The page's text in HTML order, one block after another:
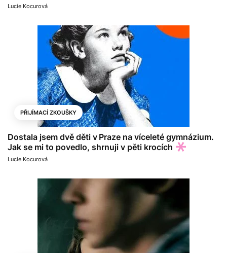
Lucie Kocurová
PŘIJÍMACÍ ZKOUŠKY
Dostala jsem dvě děti v Praze na víceleté gymnázium.
Jak se mi to povedlo, shrnuji v pěti krocích
Lucie Kocurová